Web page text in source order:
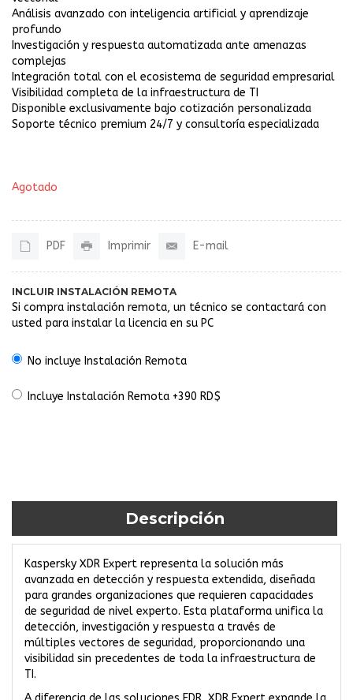
Análisis avanzado con inteligencia artificial y aprendizaje
profundo
Investigación y respuesta automatizada ante amenazas
complejas
Integración total con el ecosistema de seguridad empresarial
Visibilidad completa de la infraestructura de TI
Disponible exclusivamente bajo cotización personalizada
Soporte técnico premium 24/7 y consultoría especializada
Agotado
PDF Imprimir E-mail
INCLUIR INSTALACIÓN REMOTA
Si compra instalación remota, un técnico se contactará con
usted para instalar la licencia en su PC
No incluye Instalación Remota
Incluye Instalación Remota +390 RD$
Descripción
Kaspersky XDR Expert representa la solución más
avanzada en detección y respuesta extendida, diseñada
para grandes organizaciones que requieren capacidades
de seguridad de nivel experto. Esta plataforma unifica la
detección, investigación y respuesta a través de
múltiples vectores de seguridad, proporcionando una
visibilidad sin precedentes de toda la infraestructura de
TI.